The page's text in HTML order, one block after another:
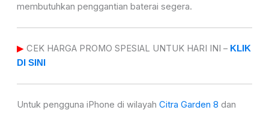
membutuhkan penggantian baterai segera.
▶CEK HARGA PROMO SPESIAL UNTUK HARI INI – KLIK
DI SINI
Untuk pengguna iPhone di wilayah Citra Garden 8 dan